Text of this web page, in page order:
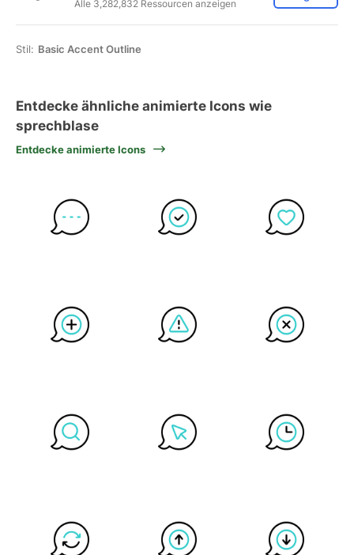
Alle 3,282,832 Ressourcen anzeigen
Stil: Basic Accent Outline
Entdecke ähnliche animierte Icons wie
sprechblase
Entdecke animierte Icons